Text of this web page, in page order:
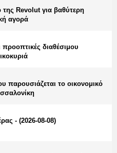
Revolut για βαθύτερη
αγορά
διαθέσιμου
παρουσιάζεται το οικονομικό
- (2026-08-08)